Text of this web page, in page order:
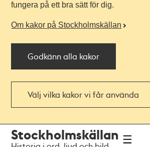
fungera på ett bra sätt för dig.
Om kakor på Stockholmskällan
Godkänn alla kakor
Välj vilka kakor vi får använda
navigationen
huvudinnehållet
Stockholmskällan